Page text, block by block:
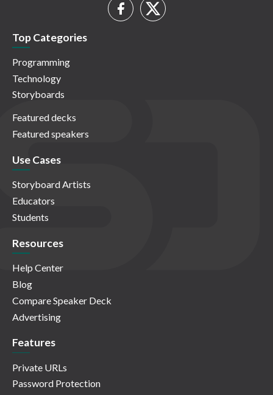
Top Categories
Programming
Technology
Storyboards
Featured decks
Featured speakers
Use Cases
Storyboard Artists
Educators
Students
Resources
Help Center
Blog
Compare Speaker Deck
Advertising
Features
Private URLs
Password Protection